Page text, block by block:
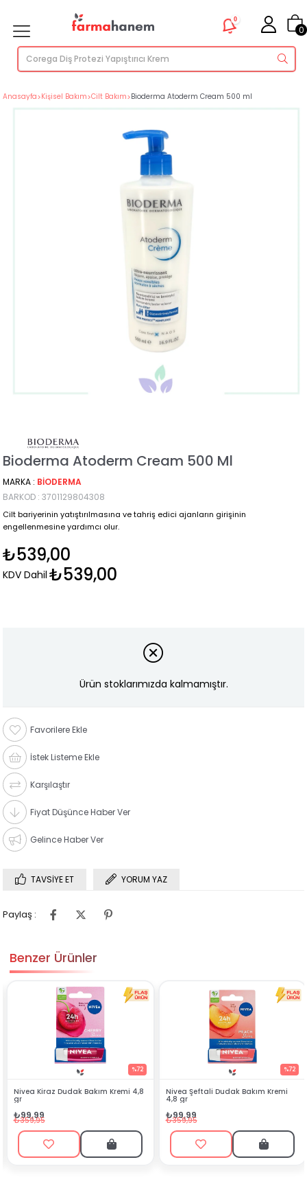
0
0
Anasayfa>Kişisel Bakım>Cilt Bakım>Bioderma Atoderm Cream 500 ml
Bioderma Atoderm Cream 500 Ml
MARKA : BIODERMA
BARKOD : 3701129804308
Cilt bariyerinin yatıştırılmasına ve tahriş edici ajanların girişinin
engellenmesine yardımcı olur.
₺539,00
KDV Dahil ₺539,00
Ürün stoklarımızda kalmamıştır.
Favorilere Ekle
İstek Listeme Ekle
Karşılaştır
Fiyat Düşünce Haber Ver
Gelince Haber Ver
TAVSIYE ET YORUM YAZ
Paylaş :
Benzer Ürünler
Dudak Bakım Kremi 4,8 Nivea Şeftali Dudak Bakım Kremi